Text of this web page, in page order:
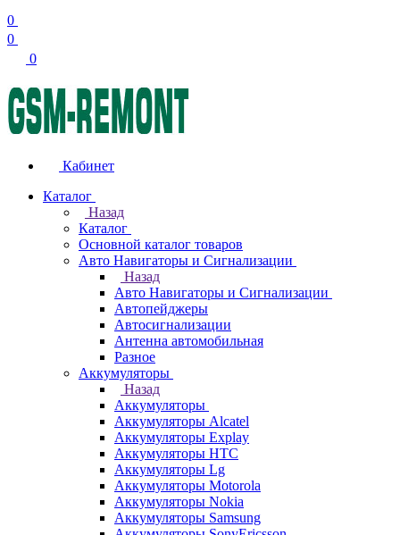
0
0
0
Кабинет
Каталог
Назад
Каталог
Основной каталог товаров
Авто Навигаторы и Сигнализации
Назад
Авто Навигаторы и Сигнализации
Автопейджеры
Автосигнализации
Антенна автомобильная
Разное
Аккумуляторы
Назад
Аккумуляторы
Аккумуляторы Alcatel
Аккумуляторы Explay
Аккумуляторы HTC
Аккумуляторы Lg
Аккумуляторы Motorola
Аккумуляторы Nokia
Аккумуляторы Samsung